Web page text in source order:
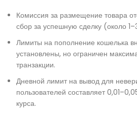
Комиссия за размещение товара
сбор за успешную сделку (около
Лимиты на пополнение кошелька
установлены, но ограничен
транзакции.
Дневной лимит на вывод для
пользователей составляет
курса.